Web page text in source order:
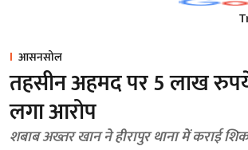
आसनसोल
तहसीन अहमद पर 5 लाख
लगा आरोप
शबाब अख्तर खान ने हीरापुर थाना में कराई